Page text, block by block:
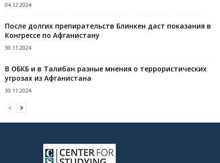
04.12.2024
После долгих препирательств Блинкен даст показания в
Конгрессе по Афганистану
30.11.2024
В ОБКБ и в Талибан разные мнения о террористических
угрозах из Афганистана
30.11.2024